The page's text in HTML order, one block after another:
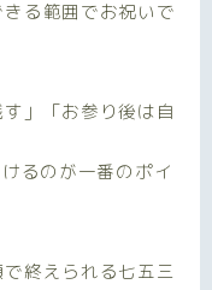
る範囲でお祝いで
」「お参り後は自
るのが一番のポイ
終えられる七五三